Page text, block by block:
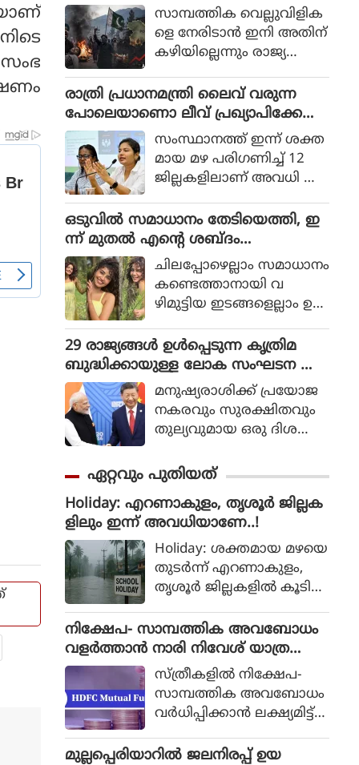
പാകിസ്ഥാന്‍ ആഭ്യന്തര മന്ത്രി
മൊഹ്സിന്‍ നഖ്വി
സാമ്പത്തിക വെല്ലുവിളിക
ളെ നേരിടാന്‍ ഇനി അതിന്
കഴിയില്ലെന്നും രാജ്യത്തെ
മൊഹ്സിന്‍ നഖ്വി
വ്യാഴാഴ്ച പറഞ്ഞു. കര
സേനാ മേധാവി ഫീല്‍ഡ്
മാര്‍ഷല്‍ സയ്യിദ് അസിം
മുനീറിന്റെ അടുത്ത
യാളായി അറിയപ്പെടുന്ന ന
ഖ്വി പാകിസ്ഥാന്റെ
കോക്രോച്ചുകള്‍ ഒ
ന്നിച്ചാല്‍ രാജ്യത്തെ മ
റിച്ചിടാന്‍ കഴിയുമെന്ന് പറ
ഞ്ഞു.
രാത്രി പ്രധാനമന്ത്രി ലൈവ് വരുന്ന
പോലെയാണൊ ലീവ് പ്രഖ്യാപിക്കേണ്ട
ത്, എറണാകുളം ജില്ലാ കളക്ടർ
ക്കെതിരെ വിമർശനം
സംസ്ഥാനത്ത് ഇന്ന് ശക്ത
മായ മഴ പരിഗണിച്ച് 12
ജില്ലകളിലാണ് അവധി പ്ര
ഒടുവില്‍ സമാധാനം തേടിയെത്തി, ഇ
ന്ന് മുതല്‍ എന്റെ ശബ്ദം
തിരെഞ്ഞെടുക്കുന്നു, പോസ്റ്റുമായി
അനുപമ പരമേശ്വരന്‍, ഒരു ബ്രെയ്ക്ക
പ്പ് മണക്കുന്നുവെന്ന് സോഷ്യല്‍
മീഡിയ
ചിലപ്പോഴെല്ലാം സമാധാനം
കണ്ടെത്താനായി വ
ഴിമുട്ടിയ ഇടങ്ങളെല്ലാം ഉ
രും.
29 രാജ്യങ്ങള്‍ ഉള്‍പ്പെടുന്ന കൃത്രിമ
ബുദ്ധിക്കായുള്ള ലോക സംഘടന ആ
രംഭിച്ച് ചൈന; ഇന്ത്യ ഇല്ലമനുഷ്യരാശിക്ക് പ്രയോജ
നകരവും സുരക്ഷിതവും
തുല്യവുമായ ഒരു ദിശ
വികസിക്കുന്നുവെന്ന് ഉറ
പ്പാക്കുക എന്ന പ്രഖ്യാപിത
ലക്ഷ്യത്തോടെയാണ് ഇ
തിന്റെ ആരംഭം. ചടങ്ങില്‍
യുഎന്‍ സെക്രട്ടറി ജനറല്‍
അന്റോണിയോ ഗുട്ടെറസ്
പങ്കെടുത്തു.
ഏറ്റവും പുതിയത്
Holiday: എറണാകുളം, തൃശൂർ ജില്ലക
ളിലും ഇന്ന് അവധിയാണേ..!
Holiday: ശക്തമായ മഴയെ
തുടർന്ന് എറണാകുളം,
തൃശൂർ ജില്ലകളിൽ കൂടി
രാവിലെയാണ് ഈ രണ്ട്
ജില്ലകളിലും അവധി പ്ര
ഖ്യാപിച്ചത്. ഇതോടെ എട്ട്
ജില്ലകളിൽ ഇന്ന്
വിദ്യാഭ്യാസ സ്ഥാപനങ്ങൾ
ക്ക് അവധിയായിരിക്കും.
നിക്ഷേപ- സാമ്പത്തിക അവബോധം
വളർത്താൻ നാരി നിവേശ് യാത്ര
സംഘടിപ്പിച്ചു സ്ത്രീകളിൽ നിക്ഷേപ-
സാമ്പത്തിക അവബോധം
വർധിപ്പിക്കാൻ ലക്ഷ്യമിട്ട്
ഫണ്ട് നടത്തിയ നാരി
മുല്ലപ്പെരിയാറില്‍ ജലനിരപ്പ് ഉയ